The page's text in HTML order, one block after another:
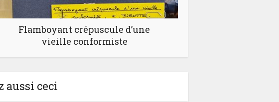
Flamboyant crépuscule d’une
vieille conformiste
aussi ceci